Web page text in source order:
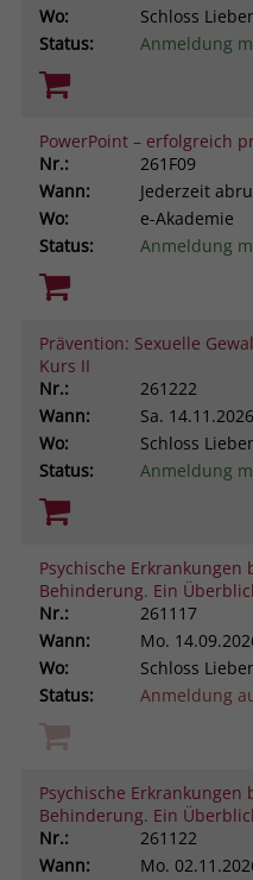
Wo:
Schloss
Status:
Anmeldung
PowerPoint – erfolgreich
Nr.:
261F09
Wann:
Jederzeit
Wo:
e-Akademie
Status:
Anmeldung
Prävention: Sexuelle
Kurs II
Nr.:
261222
Wann:
Sa.
Wo:
Schloss
Status:
Anmeldung
Psychische
Behinderung. Ein
Nr.:
261117
Wann:
Mo.
Wo:
Schloss
Status:
Anmeldung
Psychische
Behinderung. Ein
Nr.:
261122
Wann:
Mo.